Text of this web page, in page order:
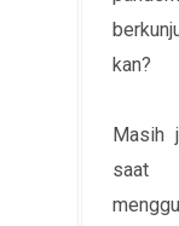
kan?
Masih
saat